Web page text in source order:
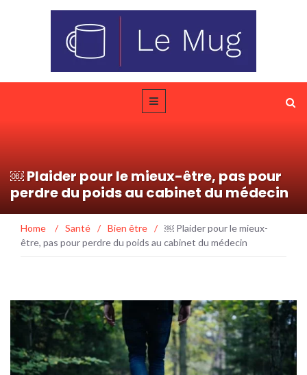
￼ Plaider pour le mieux-être, pas pour
perdre du poids au cabinet du médecin
Home / Santé / Bien être / ￼ Plaider pour le mieux-
être, pas pour perdre du poids au cabinet du médecin